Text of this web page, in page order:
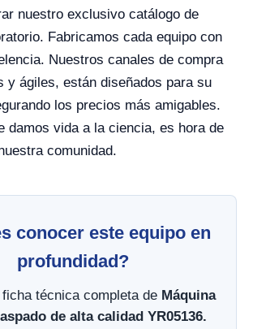
nuestro exclusivo catálogo de
Fabricamos cada equipo con
Nuestros canales de compra
y ágiles, están diseñados para su
los precios más amigables.
damos vida a la ciencia, es hora de
comunidad.
conocer este equipo en
profundidad?
técnica completa de Máquina
de alta calidad YR05136.